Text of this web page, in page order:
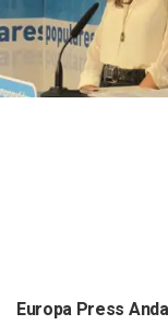
Europa Press